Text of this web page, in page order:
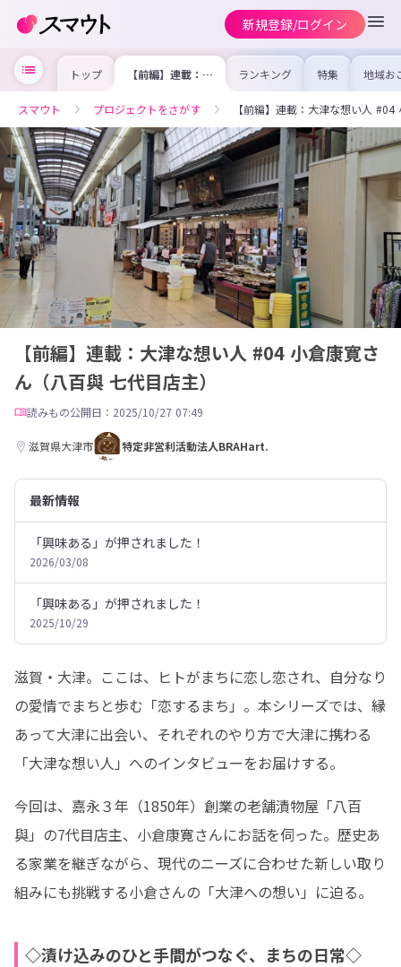
新規登録/ログイン
トップ 【前編】連載：大
津な想い人 #04
百與 七代目店
主）
ランキング 特集 地域お
の求
を集め
事内容
を比較
合った
けよう
スマウト プロジェクトをさがす 【前編】連載：大津な想い人
【前編】連載：大津な想い人 #04 小倉康寛さ
ん（八百與 七代目店主）
読みもの公開日：2025/10/27 07:49
滋賀県大津市 特定非営利活動法人BRAHart.
最新情報
「興味ある」が押されました！
2026/03/08
「興味ある」が押されました！
2025/10/29
滋賀・大津。ここは、ヒトがまちに恋し恋され、自分なり
の愛情でまちと歩む「恋するまち」。本シリーズでは、縁
あって大津に出会い、それぞれのやり方で大津に携わる
「大津な想い人」へのインタビューをお届けする。
今回は、嘉永３年（1850年）創業の老舗漬物屋「八百
與」の7代目店主、小倉康寛さんにお話を伺った。歴史あ
る家業を継ぎながら、現代のニーズに合わせた新しい取り
組みにも挑戦する小倉さんの「大津への想い」に迫る。
◇漬け込みのひと手間がつなぐ、まちの日常◇